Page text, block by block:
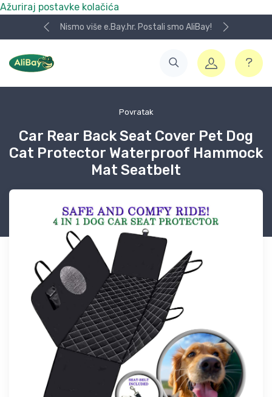
Ažuriraj postavke kolačića
Nismo više e.Bay.hr. Postali smo AliBay!
Povratak
Car Rear Back Seat Cover Pet Dog
Cat Protector Waterproof Hammock
Mat Seatbelt